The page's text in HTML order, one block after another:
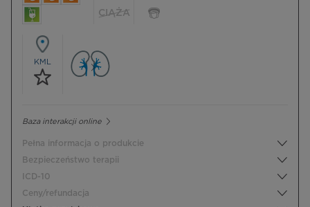
CIĄŻA
KML
Baza interakcji online
Pełna informacja o produkcie
Bezpieczeństwo terapii
ICD-10
Ceny/refundacja